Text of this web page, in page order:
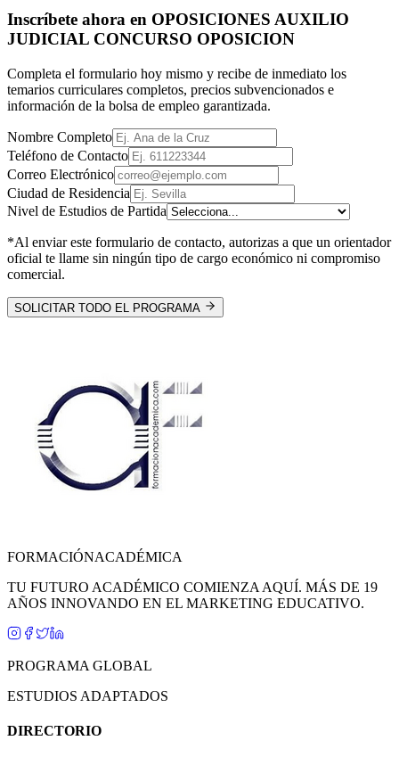
Inscríbete ahora en OPOSICIONES AUXILIO
JUDICIAL CONCURSO OPOSICION
Completa el formulario hoy mismo y recibe de inmediato los
temarios curriculares completos, precios subvencionados e
información de la bolsa de empleo garantizada.
Nombre Completo
Teléfono de Contacto
Correo Electrónico
Ciudad de Residencia
Nivel de Estudios de Partida
*Al enviar este formulario de contacto, autorizas a que un orientador
oficial te llame sin ningún tipo de cargo económico ni compromiso
comercial.
SOLICITAR TODO EL PROGRAMA
FORMACIÓNACADÉMICA
TU FUTURO ACADÉMICO COMIENZA AQUÍ. MÁS DE 19
AÑOS INNOVANDO EN EL MARKETING EDUCATIVO.
PROGRAMA GLOBAL
ESTUDIOS ADAPTADOS
DIRECTORIO